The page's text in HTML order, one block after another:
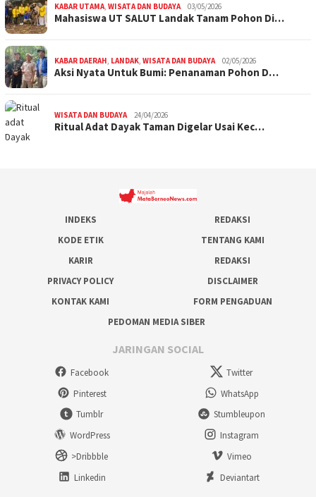
KABAR UTAMA WISATA DAN BUDAYA 03/05/2026
Mahasiswa UT SALUT Landak Tanam Pohon Di…
KABAR DAERAH LANDAK WISATA DAN BUDAYA 02/05/2026
Aksi Nyata Untuk Bumi: Penanaman Pohon D…
WISATA DAN BUDAYA 24/04/2026
Ritual Adat Dayak Taman Digelar Usai Kec…
INDEKS
REDAKSI
KODE ETIK
TENTANG KAMI
KARIR
REDAKSI
PRIVACY POLICY
DISCLAIMER
KONTAK KAMI
FORM PENGADUAN
PEDOMAN MEDIA SIBER
JARINGAN SOCIAL
Facebook
Twitter
Pinterest
WhatsApp
Tumblr
Stumbleupon
WordPress
Instagram
>Dribbble
Vimeo
Linkedin
Deviantart